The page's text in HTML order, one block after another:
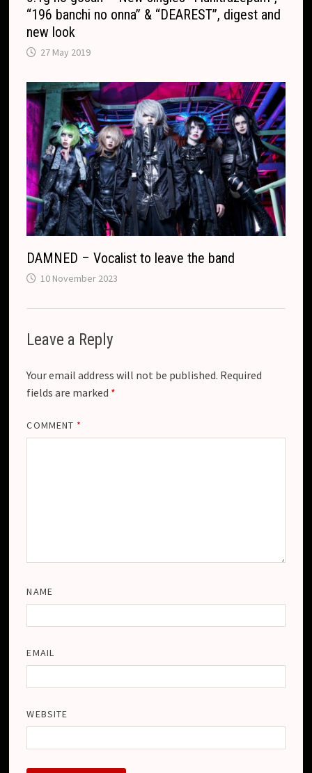
“196 banchi no onna” & “DEAREST”, digest and
new look
27 May 2019
DAMNED – Vocalist to leave the band
10 November 2023
Leave a Reply
Your email address will not be published. Required
fields are marked *
COMMENT *
NAME
EMAIL
WEBSITE